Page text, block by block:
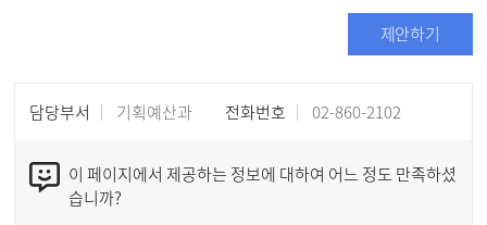
물 등등이 어떤 것이 사용되는 지 모르는 상황에서 의견 내 봅니다. 읽어
제안하기
담당부서 기획예산과 전화번호 02-860-2102
이 페이지에서 제공하는 정보에 대하여 어느 정도 만족하셨
습니까?